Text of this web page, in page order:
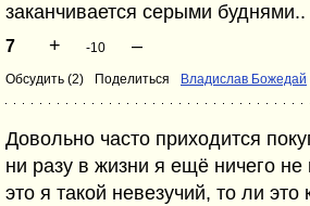
заканчивается серыми буднями..
7 + -10 –
Обсудить (2) Поделиться Владислав Божедай
Довольно часто приходится
ни разу в жизни я ещё ничего
это я такой невезучий, то ли это